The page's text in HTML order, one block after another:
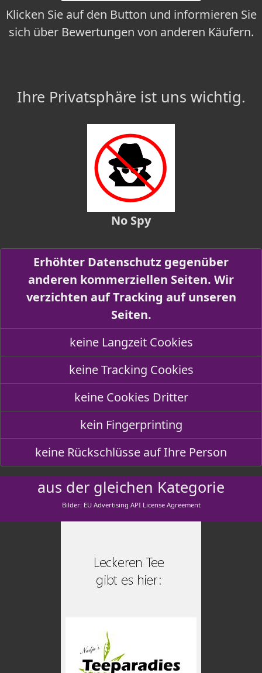
Klicken Sie auf den Button und informieren Sie
sich über Bewertungen von anderen Käufern.
Ihre Privatsphäre ist uns wichtig.
No Spy
Erhöhter Datenschutz gegenüber
anderen kommerziellen Seiten. Wir
verzichten auf Tracking auf unseren
Seiten.
keine Langzeit Cookies
keine Tracking Cookies
keine Cookies Dritter
kein Fingerprinting
keine Rückschlüsse auf Ihre Person
aus der gleichen Kategorie
Bilder: EU Advertising API License Agreement